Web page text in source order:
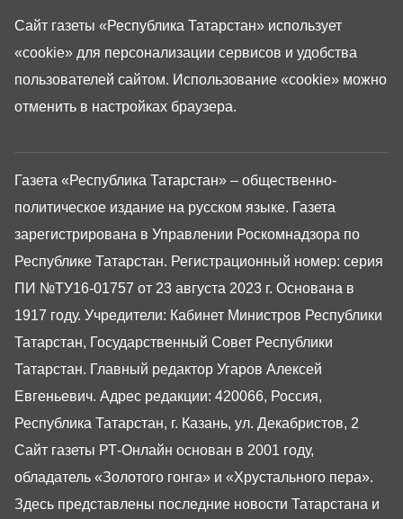
Газета «Республика Татарстан» – общественно-
политическое издание на русском языке. Газета
зарегистрирована в Управлении Роскомнадзора по
Республике Татарстан. Регистрационный номер: серия
ПИ №ТУ16-01757 от 23 августа 2023 г. Основана в
1917 году. Учредители: Кабинет Министров Республики
Татарстан, Государственный Совет Республики
Татарстан. Главный редактор Угаров Алексей
Евгеньевич. Адрес редакции: 420066, Россия,
Республика Татарстан, г. Казань, ул. Декабристов, 2
Сайт газеты РТ-Онлайн основан в 2001 году,
обладатель «Золотого гонга» и «Хрустального пера».
Здесь представлены последние новости Татарстана и
Сайт газеты «Республика Татарстан» использует
«cookie» для персонализации сервисов и удобства
пользователей сайтом. Использование «cookie» можно
отменить в настройках браузера.